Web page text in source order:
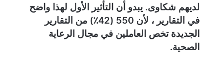
لديهم شكاوى. يبدو أن التأثير الأول لهذا واضح
في التقارير ، لأن 550 (42٪) من التقارير
الجديدة تخص العاملين في مجال الرعاية
الصحية.